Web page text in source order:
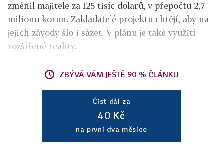
změnil majitele za 125 tisíc dolarů, v přepočtu 2,7
milionu korun. Zakladatelé projektu chtějí, aby na
jejich závody šlo i sázet. V plánu je také využití
rozšířené reality.
ZBÝVÁ VÁM JEŠTĚ 90 % ČLÁNKU
Číst dál za
40 Kč
na první dva měsíce